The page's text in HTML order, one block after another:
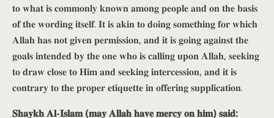
𝐭𝐨 𝐰𝐡𝐚𝐭 𝐢𝐬 𝐜𝐨𝐦𝐦𝐨𝐧𝐥𝐲 𝐤𝐧𝐨𝐰𝐧 𝐚𝐦𝐨𝐧𝐠 𝐩𝐞𝐨𝐩𝐥𝐞 𝐚𝐧𝐝 𝐨𝐧 𝐭𝐡𝐞 𝐛𝐚𝐬𝐢𝐬
𝐨𝐟 𝐭𝐡𝐞 𝐰𝐨𝐫𝐝𝐢𝐧𝐠 𝐢𝐭𝐬𝐞𝐥𝐟. 𝐈𝐭 𝐢𝐬 𝐚𝐤𝐢𝐧 𝐭𝐨 𝐝𝐨𝐢𝐧𝐠 𝐬𝐨𝐦𝐞𝐭𝐡𝐢𝐧𝐠 𝐟𝐨𝐫 𝐰𝐡𝐢𝐜𝐡
𝐀𝐥𝐥𝐚𝐡 𝐡𝐚𝐬 𝐧𝐨𝐭 𝐠𝐢𝐯𝐞𝐧 𝐩𝐞𝐫𝐦𝐢𝐬𝐬𝐢𝐨𝐧, 𝐚𝐧𝐝 𝐢𝐭 𝐢𝐬 𝐠𝐨𝐢𝐧𝐠 𝐚𝐠𝐚𝐢𝐧𝐬𝐭 𝐭𝐡𝐞
𝐠𝐨𝐚𝐥𝐬 𝐢𝐧𝐭𝐞𝐧𝐝𝐞𝐝 𝐛𝐲 𝐭𝐡𝐞 𝐨𝐧𝐞 𝐰𝐡𝐨 𝐢𝐬 𝐜𝐚𝐥𝐥𝐢𝐧𝐠 𝐮𝐩𝐨𝐧 𝐀𝐥𝐥𝐚𝐡, 𝐬𝐞𝐞𝐤𝐢𝐧𝐠
𝐭𝐨 𝐝𝐫𝐚𝐰 𝐜𝐥𝐨𝐬𝐞 𝐭𝐨 𝐇𝐢𝐦 𝐚𝐧𝐝 𝐬𝐞𝐞𝐤𝐢𝐧𝐠 𝐢𝐧𝐭𝐞𝐫𝐜𝐞𝐬𝐬𝐢𝐨𝐧, 𝐚𝐧𝐝 𝐢𝐭 𝐢𝐬
𝐜𝐨𝐧𝐭𝐫𝐚𝐫𝐲 𝐭𝐨 𝐭𝐡𝐞 𝐩𝐫𝐨𝐩𝐞𝐫 𝐞𝐭𝐢𝐪𝐮𝐞𝐭𝐭𝐞 𝐢𝐧 𝐨𝐟𝐟𝐞𝐫𝐢𝐧𝐠 𝐬𝐮𝐩𝐩𝐥𝐢𝐜𝐚𝐭𝐢𝐨𝐧.
𝐒𝐡𝐚𝐲𝐤𝐡 𝐀𝐥-𝐈𝐬𝐥𝐚𝐦 (𝐦𝐚𝐲 𝐀𝐥𝐥𝐚𝐡 𝐡𝐚𝐯𝐞 𝐦𝐞𝐫𝐜𝐲 𝐨𝐧 𝐡𝐢𝐦) 𝐬𝐚𝐢𝐝: